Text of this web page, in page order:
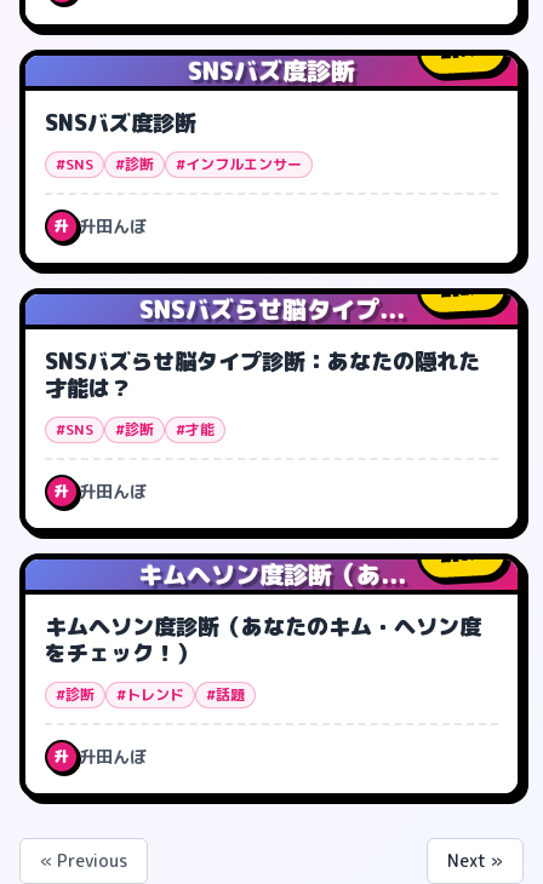
SNSバズ度診断
7人
SNSバズ度診断
#SNS #診断 #インフルエンサー
升 升田んぼ
SNSバズらせ脳タイプ...
2人
SNSバズらせ脳タイプ診断：あなたの隠れた
才能は？
#SNS #診断 #才能
升 升田んぼ
キムヘソン度診断（あ...
0人
キムヘソン度診断（あなたのキム・ヘソン度
をチェック！）
#診断 #トレンド #話題
升 升田んぼ
« Previous Next »